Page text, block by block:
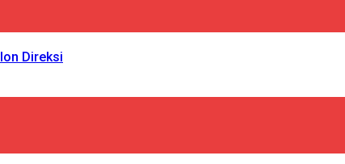
Direksi